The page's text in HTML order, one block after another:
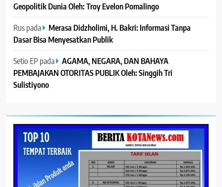
Geopolitik Dunia Oleh: Troy Evelon Pomalingo
Ruspada
Merasa Didzholimi, H. Bakri: Informasi Tanpa
Dasar Bisa Menyesatkan Publik
Setio EP pada
AGAMA, NEGARA, DAN BAHAYA
PEMBAJAKAN OTORITAS PUBLIK Oleh: Singgih Tri
Sulistiyono